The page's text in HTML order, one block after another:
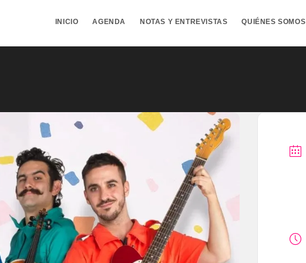
INICIO AGENDA NOTAS Y ENTREVISTAS QUIÉNES SOMOS